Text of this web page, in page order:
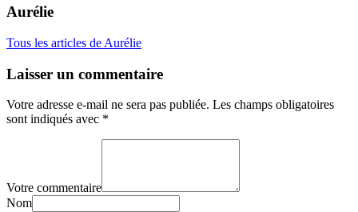
Aurélie
Tous les articles de Aurélie
Laisser un commentaire
Votre adresse e-mail ne sera pas publiée. Les champs obligatoires
sont indiqués avec *
Votre commentaire
Nom